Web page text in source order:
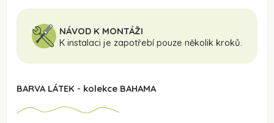
NÁVOD K MONTÁŽI
K instalaci je zapotřebí pouze několik kroků.
BARVA LÁTEK - kolekce BAHAMA